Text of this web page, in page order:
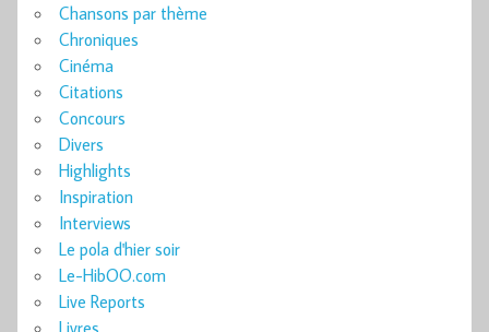
Chansons par thème
Chroniques
Cinéma
Citations
Concours
Divers
Highlights
Inspiration
Interviews
Le pola d'hier soir
Le-HibOO.com
Live Reports